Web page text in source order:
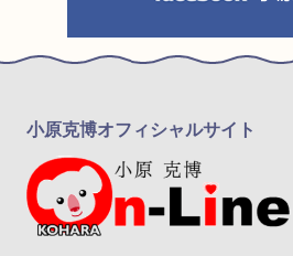
小原克博オフィシャルサイト